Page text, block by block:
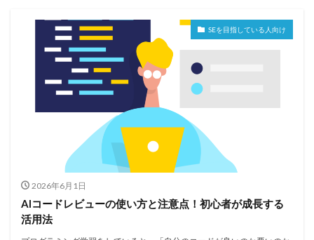
SEを目指している人向け
2026年6月1日
AIコードレビューの使い方と注意点！初心者が成長する
活用法